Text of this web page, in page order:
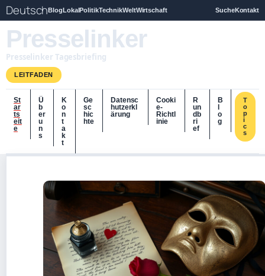
DeutschBlogLokalPolitikTechnikWeltWirtschaft SucheKontakt
Presselinker
Presselinker Tagesbriefing
LEITFADEN
St
ar
ts
eit
e
Ü
b
er
u
n
s
K
o
n
t
a
k
t
Ge
sc
hic
hte
Datensc
hutzerkl
ärung
Cooki
e-
Richtl
inie
R
un
db
ri
ef
B
o
g
T
o
p
i
c
s